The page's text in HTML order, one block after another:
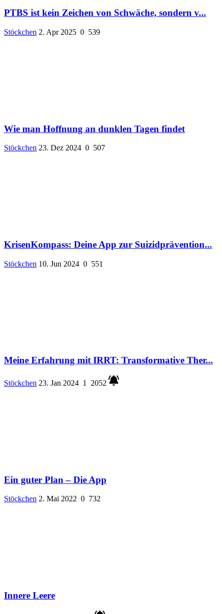
PTBS ist kein Zeichen von Schwäche, sondern v...
Stöckchen 2. Apr 2025 0 539
Wie man Hoffnung an dunklen Tagen findet
Stöckchen 23. Dez 2024 0 507
KrisenKompass: Deine App zur Suizidprävention...
Stöckchen 10. Jun 2024 0 551
Meine Erfahrung mit IRRT: Transformative Ther...
Stöckchen 23. Jan 2024 1 2052
Ein guter Plan – Die App
Stöckchen 2. Mai 2022 0 732
Innere Leere